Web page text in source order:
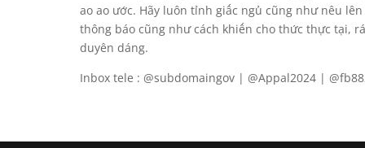
ao ao ước. Hãy luôn tỉnh giấc ngủ cũng như nêu
thông báo cũng như cách khiến cho thức thực tại,
duyên dáng.
Inbox tele : @subdomaingov | @Appal2024 |